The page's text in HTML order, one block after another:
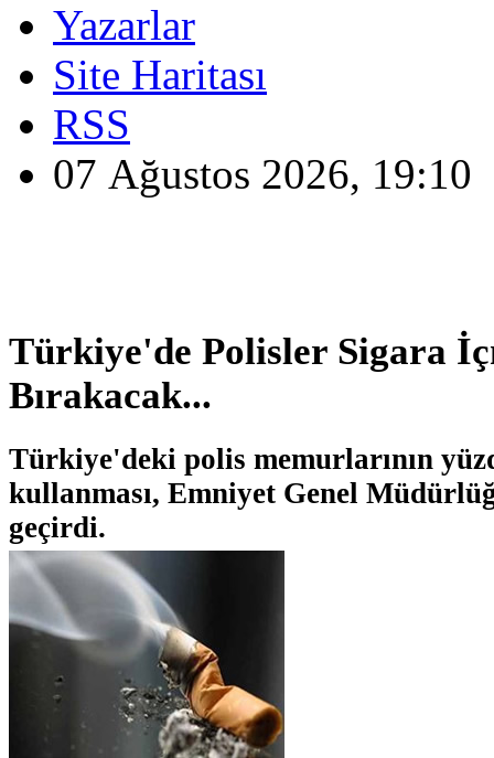
Yazarlar
Site Haritası
RSS
07 Ağustos 2026, 19:10
Türkiye'de Polisler Sigara
Bırakacak...
Türkiye'deki polis memurlarının
kullanması, Emniyet Genel
geçirdi.